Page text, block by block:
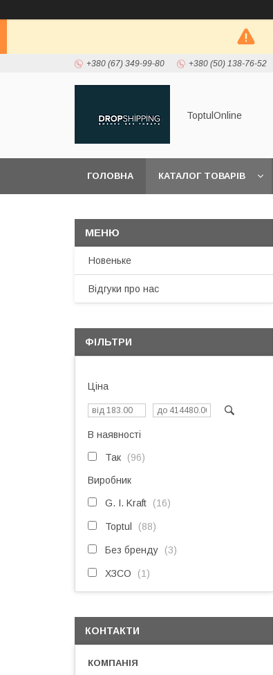
+380 (67) 349-99-80 +380 (50) 138-76-52
ToptulOnline
ГОЛОВНА КАТАЛОГ ТОВАРІВ
Новеньке
Відгуки про нас
ФІЛЬТРИ
Ціна
В наявності
Так 96
Виробник
G. I. Kraft 16
Toptul 88
Без бренду 3
ХЗСО 1
КОНТАКТИ